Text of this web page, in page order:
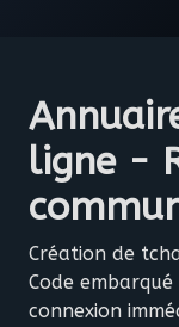
ligne -
Création de
Code
connexion